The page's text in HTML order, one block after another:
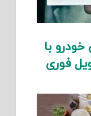
با
فوری